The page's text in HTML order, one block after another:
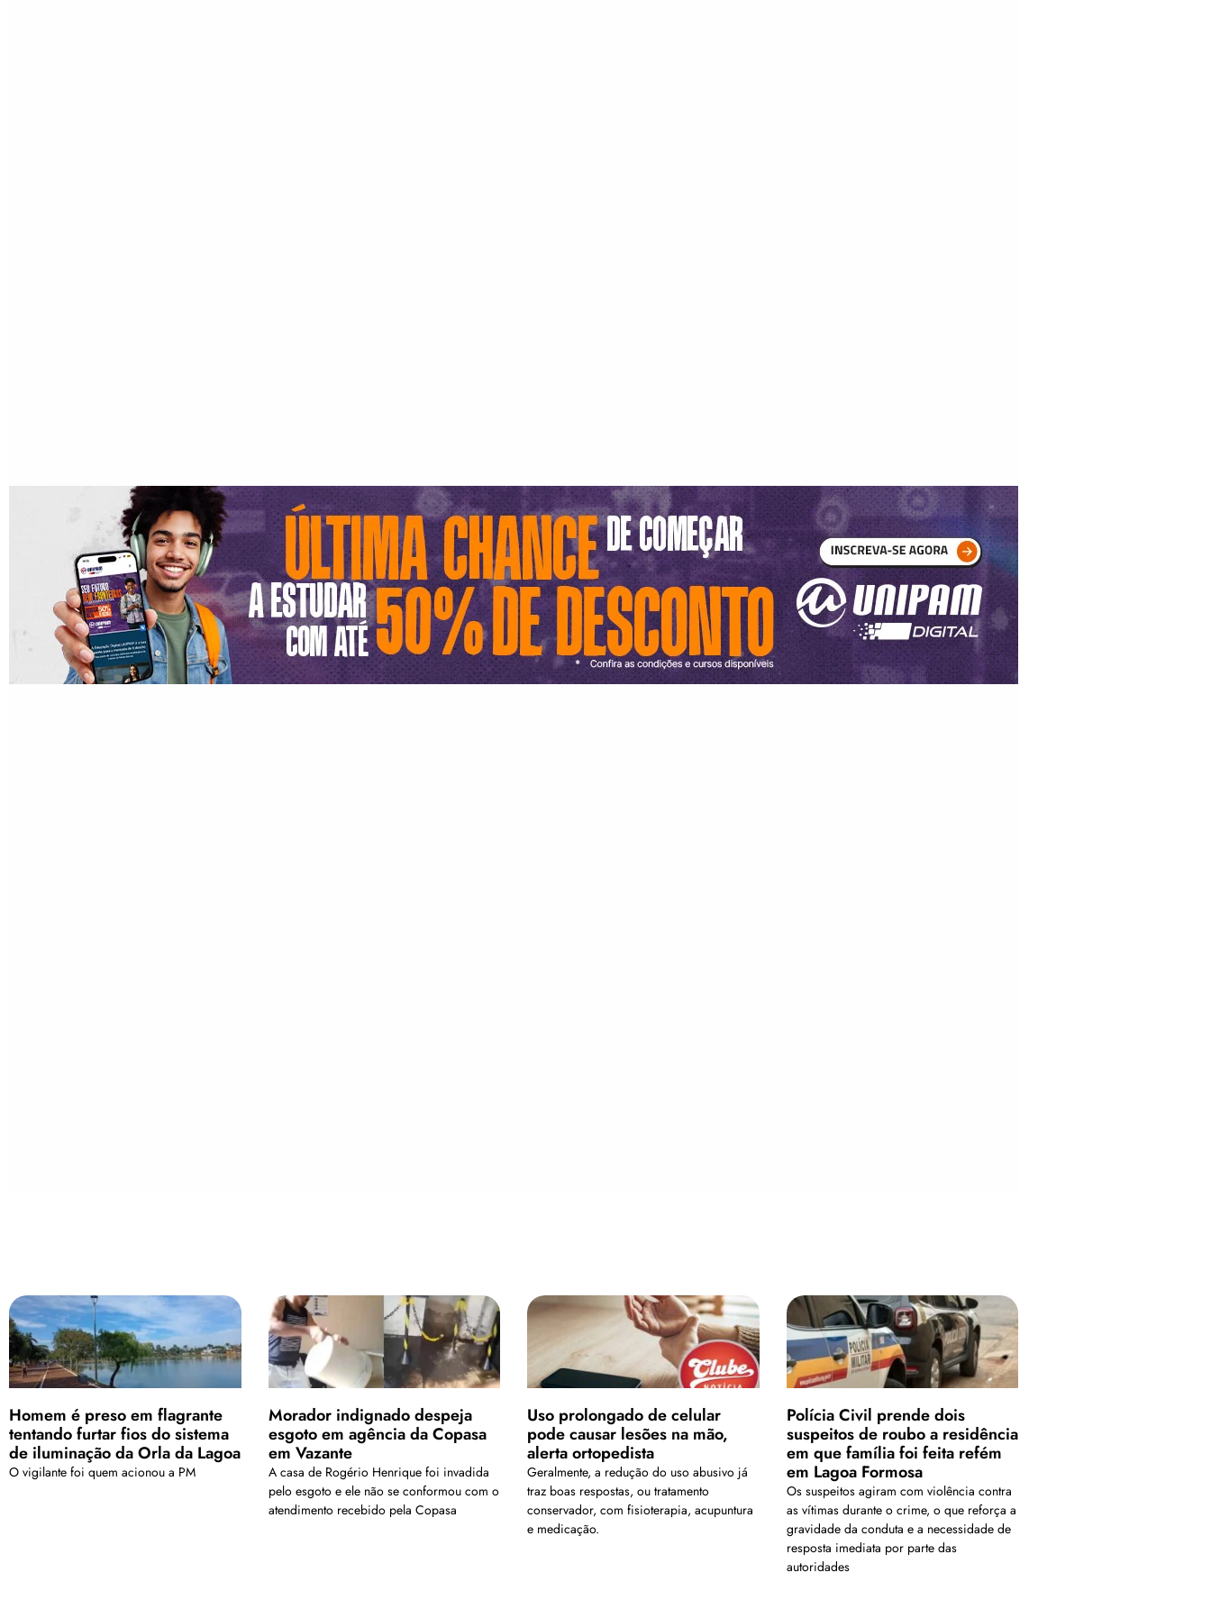
Homem é preso em flagrante
tentando furtar fios do sistema
de iluminação da Orla da Lagoa
O vigilante foi quem acionou a PM
Morador indignado despeja
esgoto em agência da Copasa
em Vazante
A casa de Rogério Henrique foi invadida
pelo esgoto e ele não se conformou com o
atendimento recebido pela Copasa
Uso prolongado de celular
pode causar lesões na mão,
alerta ortopedista
Geralmente, a redução do uso abusivo já
traz boas respostas, ou tratamento
conservador, com fisioterapia, acupuntura
e medicação.
Polícia Civil prende dois
suspeitos de roubo a residência
em que família foi feita refém
em Lagoa Formosa
Os suspeitos agiram com violência contra
as vítimas durante o crime, o que reforça a
gravidade da conduta e a necessidade de
resposta imediata por parte das
autoridades